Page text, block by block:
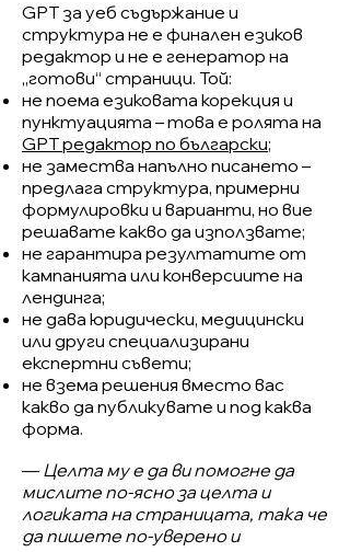
GPT за уеб съдържание и
структура не е финален езиков
редактор и не е генератор на
„готови“ страници. Той:
не поема езиковата корекция и
пунктуацията – това е ролята на
GPT редактор по български;
не замества напълно писането –
предлага структура, примерни
формулировки и варианти, но вие
решавате какво да използвате;
не гарантира резултатите от
кампанията или конверсиите на
лендинга;
не дава юридически, медицински
или други специализирани
експертни съвети;
не взема решения вместо вас
какво да публикувате и под каква
форма.
— Целта му е да ви помогне да
мислите по-ясно за целта и
логиката на страницата, така че
да пишете по-уверено и